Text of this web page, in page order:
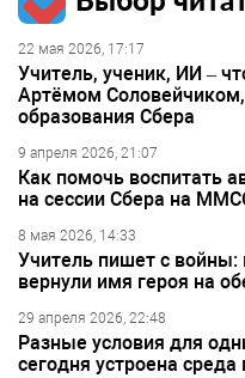
22 мая 2026, 17:17
Учитель, ученик, ИИ –
Артёмом
образования Сбера
9 апреля 2026, 21:07
Как помочь воспитать
на сессии Сбера на
8 мая 2026, 14:33
Учитель пишет с войны:
вернули имя героя на
29 апреля 2026, 22:48
Разные условия для
сегодня устроена среда